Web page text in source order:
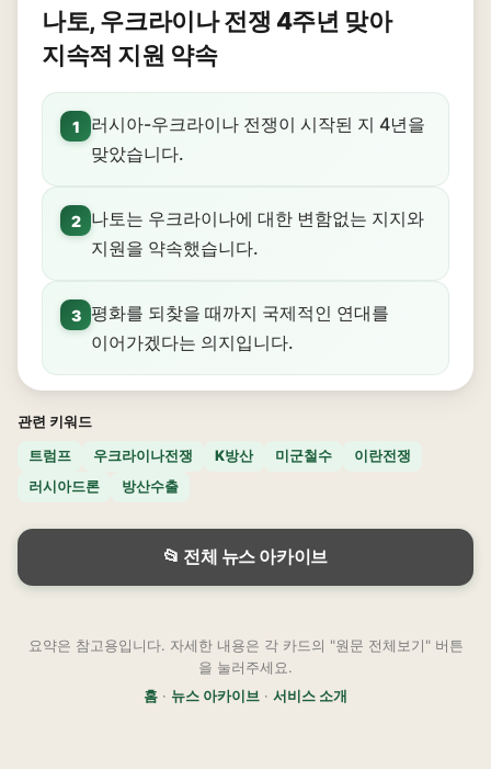
나토, 우크라이나 전쟁 4주년 맞아
지속적 지원 약속
1
러시아-우크라이나 전쟁이 시작된 지 4년을
맞았습니다.
2
나토는 우크라이나에 대한 변함없는 지지와
지원을 약속했습니다.
3 평화를 되찾을 때까지 국제적인 연대를
이어가겠다는 의지입니다.
관련 키워드
트럼프
우크라이나전쟁 K방산 미군철수
이란전쟁
러시아드론
방산수출
📂 전체 뉴스 아카이브
요약은 참고용입니다. 자세한 내용은 각 카드의 "원문 전체보기" 버튼
을 눌러주세요.
홈 · 뉴스 아카이브 · 서비스 소개